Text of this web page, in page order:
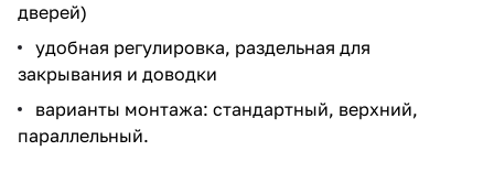
дверей)
удобная регулировка, раздельная для
закрывания и доводки
варианты монтажа: стандартный, верхний,
параллельный.